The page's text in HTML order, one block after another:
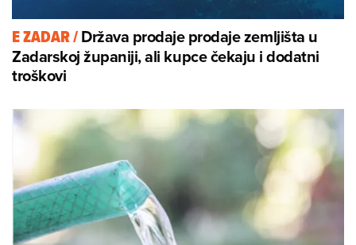
E ZADAR/Država prodaje prodaje zemljišta u
Zadarskoj županiji, ali kupce čekaju i dodatni
troškovi